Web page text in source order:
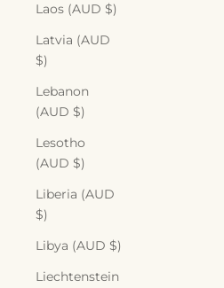
Laos (AUD $)
Latvia (AUD
$)
Lebanon
(AUD $)
Lesotho
(AUD $)
Liberia (AUD
$)
Libya (AUD $)
Liechtenstein